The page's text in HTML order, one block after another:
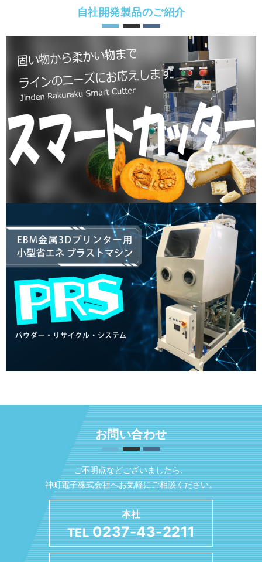
自社開発製品のご紹介
お問い合わせ
ご不明点などございましたら、
神町電子株式会社へお気軽にご相談ください。
本社
TEL0237-43-2211